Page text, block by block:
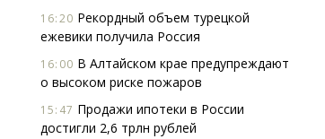
16:20 Рекордный объем турецкой
ежевики получила Россия
16:00 В Алтайском крае предупреждают
о высоком риске пожаров
15:47 Продажи ипотеки в России
достигли 2,6 трлн рублей